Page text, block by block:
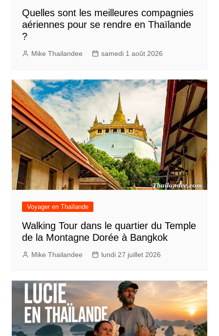
Quelles sont les meilleures compagnies
aériennes pour se rendre en Thaïlande
?
Mike Thailandee samedi 1 août 2026
Voyager en Thaïlande
Walking Tour dans le quartier du Temple
de la Montagne Dorée à Bangkok
Mike Thailandee lundi 27 juillet 2026